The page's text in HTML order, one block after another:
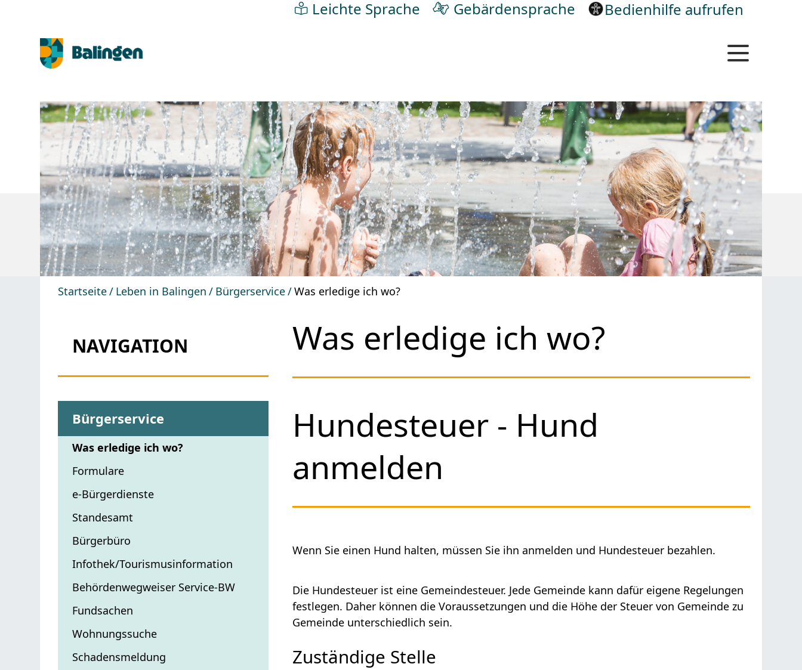
Leichte Sprache Gebärdensprache Bedienhilfe aufrufen
Startseite Leben in Balingen Bürgerservice Was erledige ich wo?
NAVIGATION
Bürgerservice
Was erledige ich wo?
Formulare
e-Bürgerdienste
Standesamt
Bürgerbüro
Infothek/Tourismusinformation
Behördenwegweiser Service-BW
Fundsachen
Wohnungssuche
Schadensmeldung
Was erledige ich wo?
Hundesteuer - Hund
anmelden
Wenn Sie einen Hund halten, müssen Sie ihn anmelden und Hundesteuer bezahlen.
Die Hundesteuer ist eine Gemeindesteuer. Jede Gemeinde kann dafür eigene Regelungen
festlegen. Daher können die Voraussetzungen und die Höhe der Steuer von Gemeinde zu
Gemeinde unterschiedlich sein.
Zuständige Stelle